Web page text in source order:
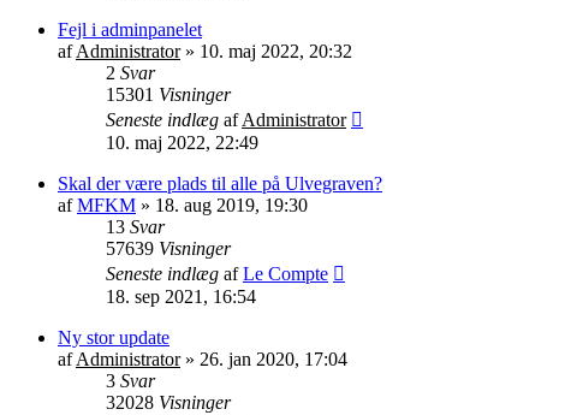
Fejl i adminpanelet
afAdministrator» 10. maj 2022, 20:32
2 Svar
15301 Visninger
Seneste indlæg afAdministrator
10. maj 2022, 22:49
Skal der være plads til alle på Ulvegraven?
afMFKM » 18. aug 2019, 19:30
13 Svar
57639 Visninger
Seneste indlæg afLe Compte
18. sep 2021, 16:54
Ny stor update
afAdministrator» 26. jan 2020, 17:04
3 Svar
32028 Visninger